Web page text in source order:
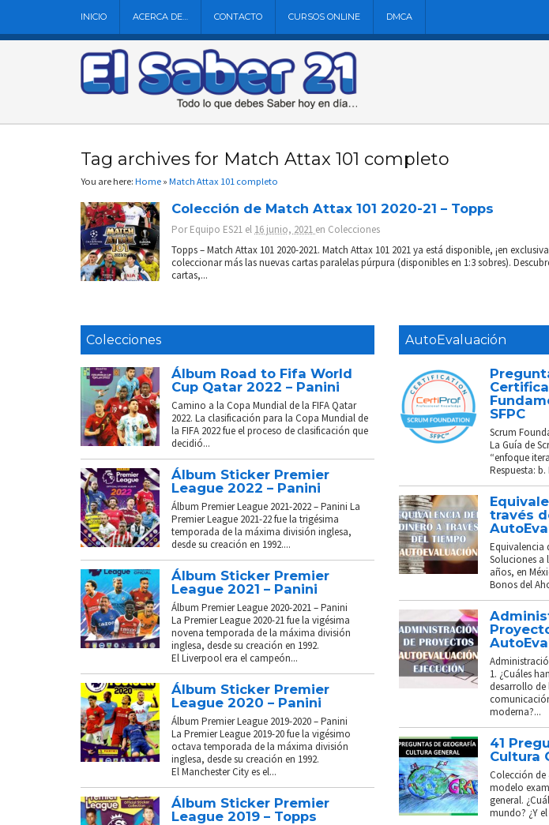
INICIO ACERCA DE… CONTACTO CURSOS ONLINE DMCA
Tag archives for Match Attax 101 completo
You are here: Home » Match Attax 101 completo
Colección de Match Attax 101 2020-21 – Topps
PorEquipo ES21 el 16 junio, 2021 en Colecciones
Topps – Match Attax 101 2020-2021. Match Attax 101 2021 ya está disponible, ¡en
coleccionar más las nuevas cartas paralelas púrpura (disponibles en 1:3 sobres).
cartas,...
Colecciones
Álbum Road to Fifa World
Cup Qatar 2022 – Panini
Camino a la Copa Mundial de la FIFA Qatar
2022. La clasificación para la Copa Mundial de
la FIFA 2022 fue el proceso de clasificación que
decidió...
Álbum Sticker Premier
League 2022 – Panini
Álbum Premier League 2021-2022 – Panini La
Premier League 2021-22 fue la trigésima
temporada de la máxima división inglesa,
desde su creación en 1992....
Álbum Sticker Premier
League 2021 – Panini
Álbum Premier League 2020-2021 – Panini
La Premier League 2020-21 fue la vigésima
novena temporada de la máxima división
inglesa, desde su creación en 1992.
El Liverpool era el campeón...
Álbum Sticker Premier
League 2020 – Panini
Álbum Premier League 2019-2020 – Panini
La Premier League 2019-20 fue la vigésimo
octava temporada de la máxima división
inglesa, desde su creación en 1992.
El Manchester City es el...
Álbum Sticker Premier
League 2019 – Topps
AutoEvaluación
SFPC
Scrum
La Guía de
“enfoque
Respuesta:
través
Equivalencia
Soluciones a
años, en
Bonos del
1. ¿Cuáles
desarrollo
moderna?...
41
Cultura
Colección de
modelo
general.
mundo? ¿Y